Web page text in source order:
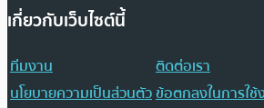
เกี่ยวกับเว็บไซต์นี้
ทีมงาน
ติดต่อเรา
นโยบายความเป็นส่วนตัวข้อตกลงในการใช้